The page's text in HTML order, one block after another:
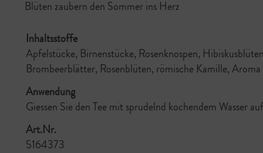
Blüten zaubern den Sommer ins Herz
Inhaltsstoffe
Apfelstücke, Birnenstücke, Rosenknospen,
Brombeerblätter, Rosenblüten, römische Kamille, Aroma
Anwendung
Giessen Sie den Tee mit sprudelnd kochendem Wasser
Art.Nr.
5164373